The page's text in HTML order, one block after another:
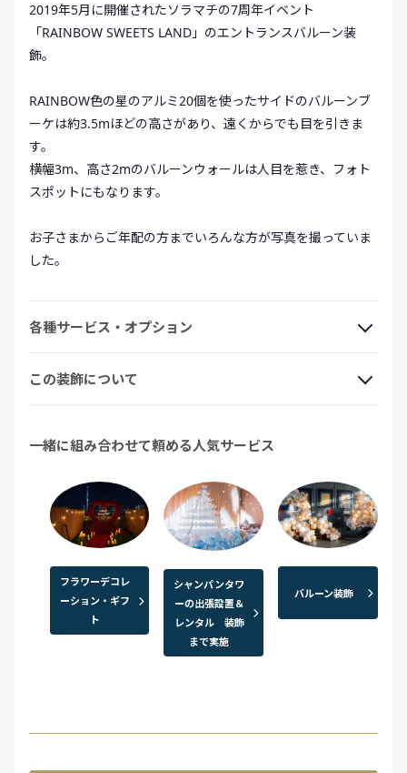
2019年5月に開催されたソラマチの7周年イベント
「RAINBOW SWEETS LAND」のエントランスバルーン装
飾。
RAINBOW色の星のアルミ20個を使ったサイドのバルーンブ
ーケは約3.5mほどの高さがあり、遠くからでも目を引きま
す。
横幅3m、高さ2mのバルーンウォールは人目を惹き、フォト
スポットにもなります。
お子さまからご年配の方までいろんな方が写真を撮っていま
した。
各種サービス・オプション
この装飾について
一緒に組み合わせて頼める人気サービス
フラワーデコレ
ーション・ギフ
ト
シャンパンタワ
ーの出張設置＆
レンタル 装飾
まで実施
バルーン装飾